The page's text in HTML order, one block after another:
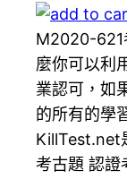
M2020-621
麼你可以利
業認可，如
的所有的學
KillTest.net
考古題 認證